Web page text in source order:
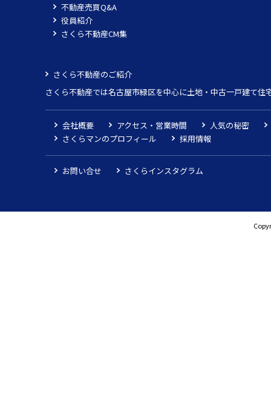
不動産売買Q&A
役員紹介
さくら不動産CM集
さくら不動産のご紹介
さくら不動産では名古屋市緑区を中心に土地・中古一戸建て
会社概要 アクセス・営業時間
人気の秘密
さくらマンのプロフィール
採用情報
お問い合せ さくらインスタグラム